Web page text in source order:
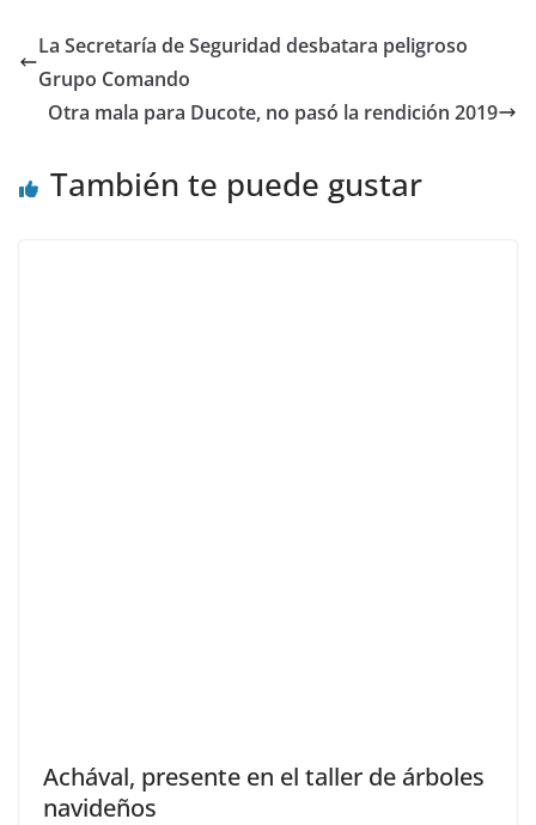
La Secretaría de Seguridad desbatara peligroso
Grupo Comando
Otra mala para Ducote, no pasó la rendición 2019
También te puede gustar
Achával, presente en el taller de árboles
navideños